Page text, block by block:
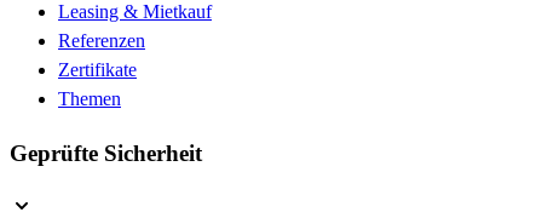
Leasing & Mietkauf
Referenzen
Zertifikate
Themen
Geprüfte Sicherheit